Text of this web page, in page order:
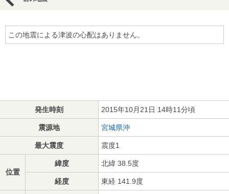
この地震による津波の心配はありません。
発生時刻 2015年10月21日 14時11分頃
震源地 宮城県沖
最大震度 震度1
位置
緯度 北緯 38.5度
経度 東経 141.9度